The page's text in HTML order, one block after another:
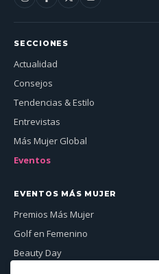
SECCIONES
Actualidad
Consejos
Tendencias & Estilo
Entrevistas
Más Mujer Global
Eventos
EVENTOS MÁS MUJER
Premios Más Mujer
Golf en Femenino
Beauty Day